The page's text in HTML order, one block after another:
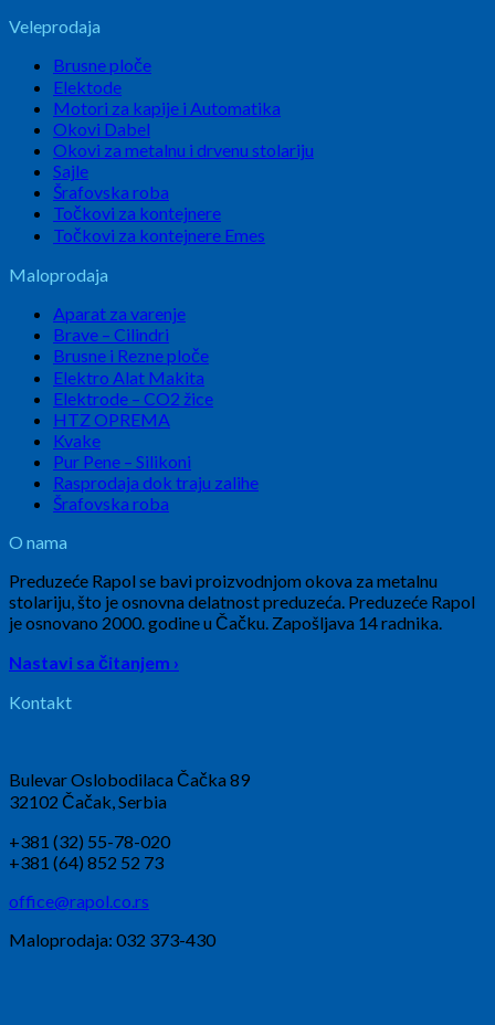
Veleprodaja
Brusne ploče
Elektode
Motori za kapije i Automatika
Okovi Dabel
Okovi za metalnu i drvenu stolariju
Sajle
Šrafovska roba
Točkovi za kontejnere
Točkovi za kontejnere Emes
Maloprodaja
Aparat za varenje
Brave – Cilindri
Brusne i Rezne ploče
Elektro Alat Makita
Elektrode – CO2 žice
HTZ OPREMA
Kvake
Pur Pene – Silikoni
Rasprodaja dok traju zalihe
Šrafovska roba
O nama
Preduzeće Rapol se bavi proizvodnjom okova za metalnu
stolariju, što je osnovna delatnost preduzeća. Preduzeće Rapol
je osnovano 2000. godine u Čačku. Zapošljava 14 radnika.
Nastavi sa čitanjem ›
Kontakt
Bulevar Oslobodilaca Čačka 89
32102 Čačak, Serbia
+381 (32) 55-78-020
+381 (64) 852 52 73
office@rapol.co.rs
Maloprodaja: 032 373-430